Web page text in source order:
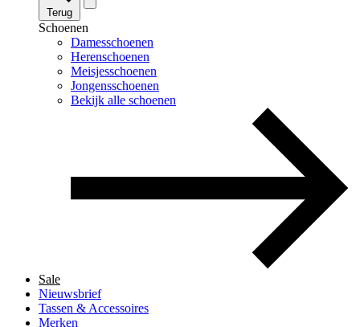
Terug
Schoenen
Damesschoenen
Herenschoenen
Meisjesschoenen
Jongensschoenen
Bekijk alle schoenen
Sale
Nieuwsbrief
Tassen & Accessoires
Merken